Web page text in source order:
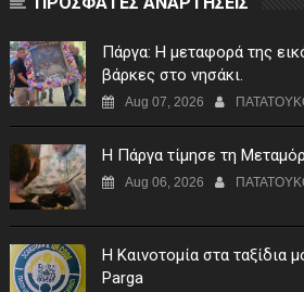
Πάργα: Η μεταφορά της
βάρκες στο νησάκι.
Aug 07, 2026
Η Πάργα τίμησε τη
Aug 06, 2026
Η Καινοτομία στα ταξίδια
Parga